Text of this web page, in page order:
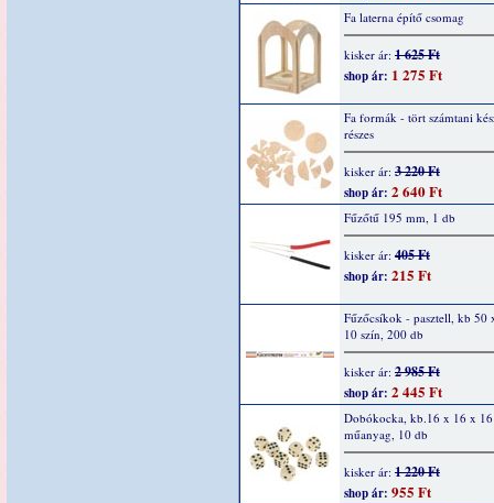
Fa laterna építő csomag
kisker ár: 1 625 Ft
shop ár: 1 275 Ft
Fa formák - tört számtani
részes
kisker ár: 3 220 Ft
shop ár: 2 640 Ft
Fűzőtű 195 mm, 1 db
kisker ár: 405 Ft
shop ár: 215 Ft
Fűzőcsíkok - pasztell, kb 50
10 szín, 200 db
kisker ár: 2 985 Ft
shop ár: 2 445 Ft
Dobókocka, kb.16 x 16 x
műanyag, 10 db
kisker ár: 1 220 Ft
shop ár: 955 Ft